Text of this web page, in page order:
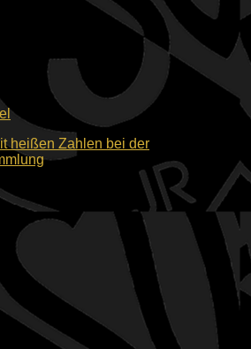
heißen Zahlen bei der